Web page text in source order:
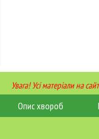
Увага! Усі матеріали на
Опис хвороб